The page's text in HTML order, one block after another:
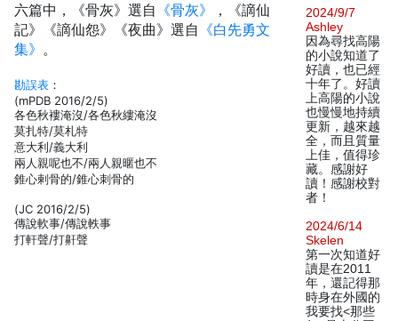
六篇中，《骨灰》選自 《骨灰》
，《謫仙
記》《謫仙怨》《夜曲》選自 《白先勇文
集》 。
勘誤表 ：
(mPDB 2016/2/5)
各色秋褸淹沒/各色秋縷淹沒
莫扎特/莫札特
意大利/義大利
兩人親呢也不/兩人親暱也不
錐心剌骨的/錐心刺骨的
(JC 2016/2/5)
傳說軟事/傳說軼事
打軒聲/打鼾聲
2024/9/7
Ashley
因為尋找高陽
的小說知道了
好讀，也已經
十年了。好讀
上高陽的小說
也慢慢地持續
更新，越來越
全，而且質量
上佳，值得珍
藏。感謝好
讀！感謝校對
者！
2024/6/14
Skelen
第一次知道好
讀是在2011
年，還記得那
時身在外國的
我要找<那些